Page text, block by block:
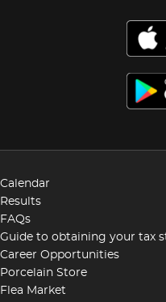
Calendar
Results
FAQs
Guide to obtaining your tax
Career Opportunities
Porcelain Store
Flea Market